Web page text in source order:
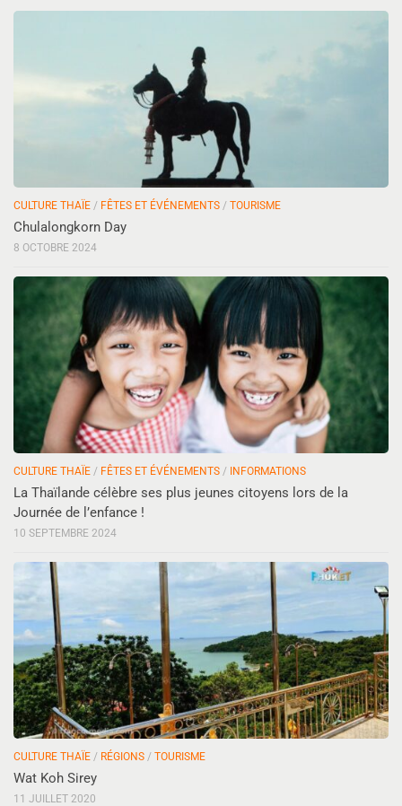
CULTURE THAÏE / FÊTES ET ÉVÉNEMENTS / TOURISME
Chulalongkorn Day
8 OCTOBRE 2024
CULTURE THAÏE / FÊTES ET ÉVÉNEMENTS / INFORMATIONS
La Thaïlande célèbre ses plus jeunes citoyens lors de la
Journée de l’enfance !
10 SEPTEMBRE 2024
CULTURE THAÏE / RÉGIONS / TOURISME
Wat Koh Sirey
11 JUILLET 2020